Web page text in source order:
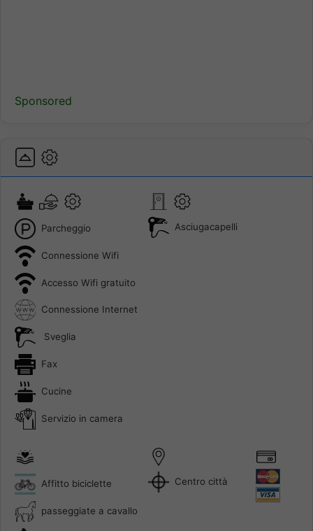
Sponsored
Parcheggio
Connessione Wifi
Accesso Wifi gratuito
Connessione Internet
Sveglia
Fax
Cucine
Servizio in camera
Asciugacapelli
Affitto biciclette
passeggiate a cavallo
Centro città